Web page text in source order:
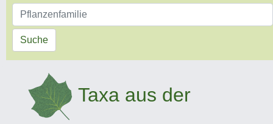
Suche
Taxa aus der